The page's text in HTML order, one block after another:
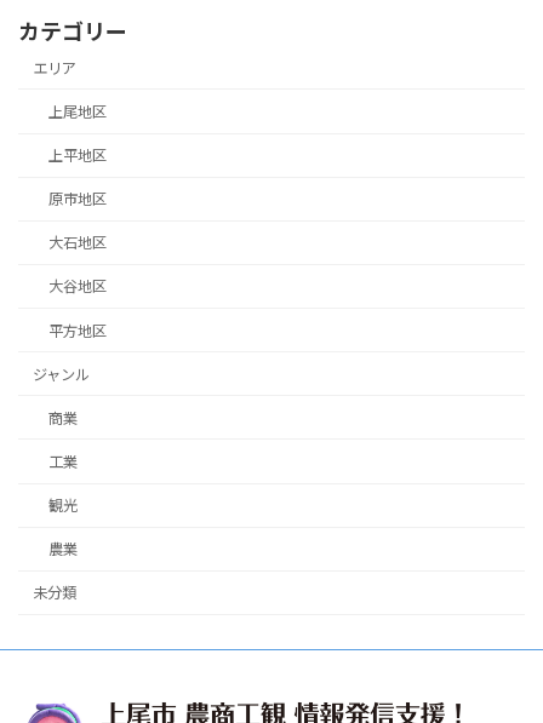
カテゴリー
エリア
上尾地区
上平地区
原市地区
大石地区
大谷地区
平方地区
ジャンル
商業
工業
観光
農業
未分類